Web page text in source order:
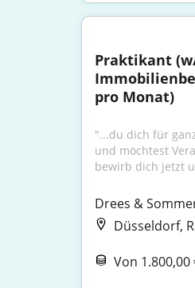
Praktikant
pro Monat)
"...du dich für
und möchtest
bewirb dich jetzt
Drees &
Düsseldorf,
Von